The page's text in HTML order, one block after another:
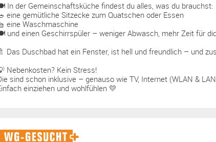
In der Gemeinschaftsküche findest du alles, was du brauchst:
eine gemütliche Sitzecke zum Quatschen oder Essen
eine Waschmaschine
und einen Geschirrspüler – weniger Abwasch, mehr Zeit für
Das Duschbad hat ein Fenster, ist hell und freundlich – und
Nebenkosten? Kein Stress!
sind schon inklusive – genauso wie TV, Internet (WLAN &
einziehen und wohlfühlen 💛